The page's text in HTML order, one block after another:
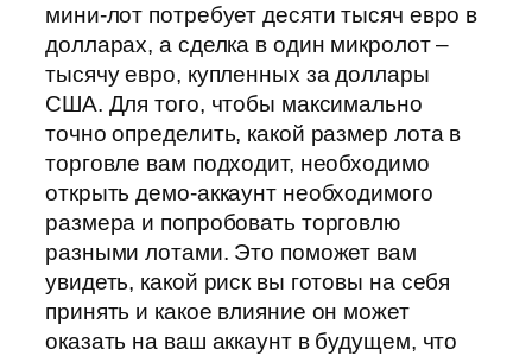
мини-лот потребует десяти тысяч евро в
долларах, а сделка в один микролот –
тысячу евро, купленных за доллары
США. Для того, чтобы максимально
точно определить, какой размер лота в
торговле вам подходит, необходимо
открыть демо-аккаунт необходимого
размера и попробовать торговлю
разными лотами. Это поможет вам
увидеть, какой риск вы готовы на себя
принять и какое влияние он может
оказать на ваш аккаунт в будущем, что